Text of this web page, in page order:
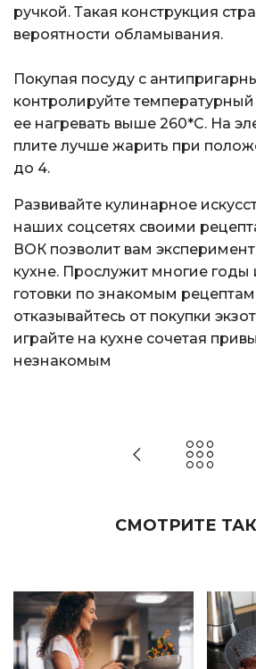
ручкой. Такая конструкция
вероятности обламывания.
Покупая посуду с
контролируйте
ее нагревать выше 260*С. На
плите лучше жарить при
до 4.
Развивайте кулинарное
наших соцсетях своими
ВОК позволит вам
кухне. Прослужит многие годы
готовки по знакомым
отказывайтесь от покупки
играйте на кухне сочетая
незнакомым
СМОТРИТЕ